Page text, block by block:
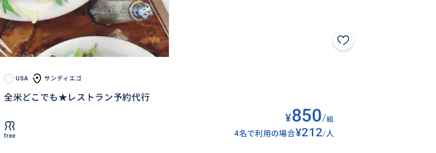
USA サンディエゴ
全米どこでも★レストラン予約代行
free
¥850/組
4名で利用の場合 ¥212/人